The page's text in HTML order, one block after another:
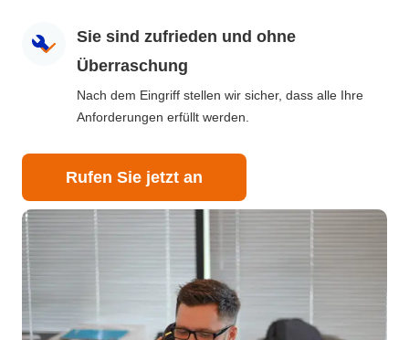
Sie sind zufrieden und ohne
Überraschung
Nach dem Eingriff stellen wir sicher, dass alle Ihre
Anforderungen erfüllt werden.
Rufen Sie jetzt an